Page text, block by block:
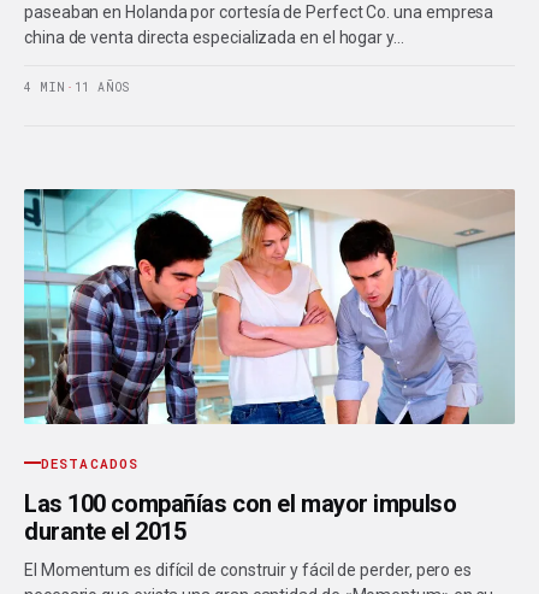
paseaban en Holanda por cortesía de Perfect Co. una empresa
china de venta directa especializada en el hogar y…
4 MIN · 11 AÑOS
DESTACADOS
Las 100 compañías con el mayor impulso
durante el 2015
El Momentum es difícil de construir y fácil de perder, pero es